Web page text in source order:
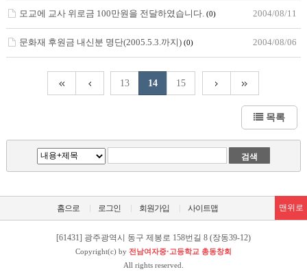
모교에 교사 위로금 100만원을 전달하였습니다. (0) 2004/08/11
문화재 후원금 내신분 명단(2005.5.3.까지) (0) 2004/08/06
13 14 15
목록
홈으로 로그인 회원가입 사이트맵 맨위로
[61431] 광주광역시 동구 제봉로 158번길 8 (장동39-12)
Copyright(c) by 전남여자중·고등학교 총동창회
All rights reserved.